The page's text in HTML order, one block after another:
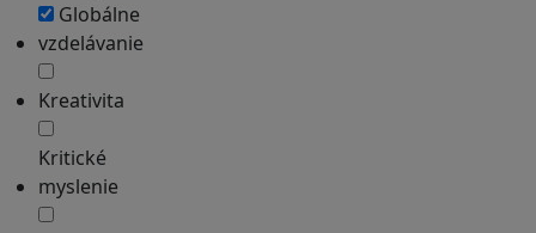
Globálne
vzdelávanie
Kreativita
Kritické
myslenie